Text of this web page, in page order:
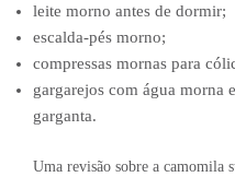
leite morno antes de dormir;
escalda-pés morno;
compressas mornas para
gargarejos com água morna
garganta.
Uma revisão sobre a camomila